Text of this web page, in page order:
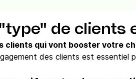
de clients
clients qui vont booster votre
des clients est essentiel